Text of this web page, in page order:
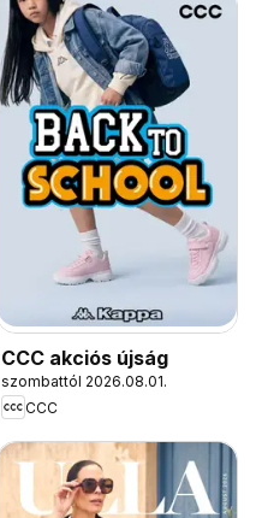
CCC akciós újság
szombattól 2026.08.01.
CCC